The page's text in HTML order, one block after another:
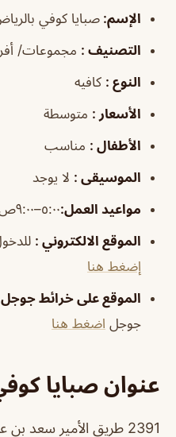
الإسم: صبايا كوفي
التصنيف : مجموعات/
النوع : كافيه
الأسعار : متوسطة
الأطفال : مناسب
الموسيقى : لا يوجد
مواعيد العمل:٥:٠٠–٩:٠٠ص، ٤:٣٠م–١٢:٠٠ص
الموقع الالكتروني :
إضغط هنا
الموقع على خرائط جوجل
جوجل اضغط هنا
عنوان صبايا
2391 طريق الأمير سعد